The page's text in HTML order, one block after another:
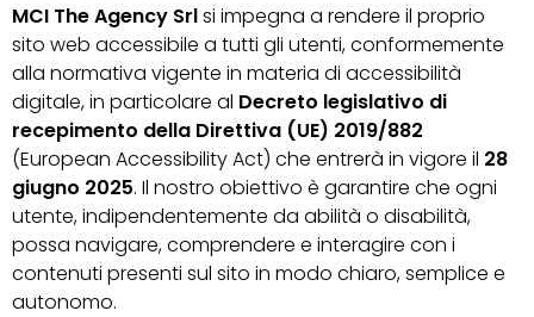
MCI The Agency Srlsi impegna a rendere il proprio
sito web accessibile a tutti gli utenti, conformemente
alla normativa vigente in materia di accessibilità
digitale, in particolare al Decreto legislativo di
recepimento della Direttiva (UE) 2019/882
(European Accessibility Act) che entrerà in vigore il 28
giugno 2025. Il nostro obiettivo è garantire che ogni
utente, indipendentemente da abilità o disabilità,
possa navigare, comprendere e interagire con i
contenuti presenti sul sito in modo chiaro, semplice e
autonomo.